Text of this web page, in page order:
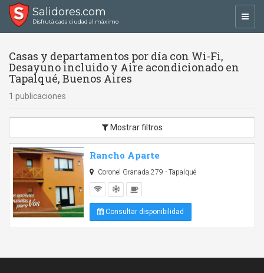
Salidores.com
Disfrutá cada ciudad al máximo
Casas y departamentos por día con Wi-Fi,
Desayuno incluido y Aire acondicionado en
Tapalqué, Buenos Aires
1 publicaciones
Mostrar filtros
Rancho Aparte
Coronel Granada 279 - Tapalqué
Consultar disponibilidad